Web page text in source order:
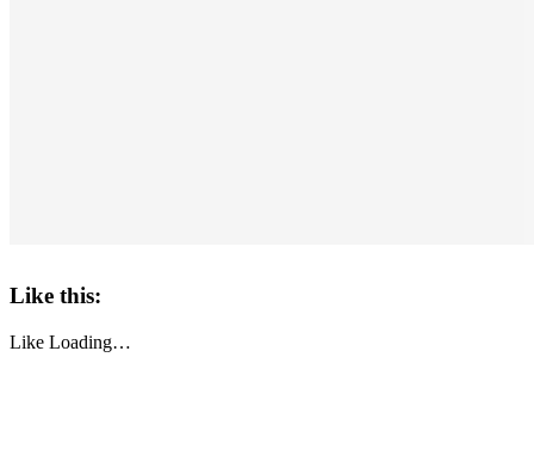
Like this:
Like Loading…